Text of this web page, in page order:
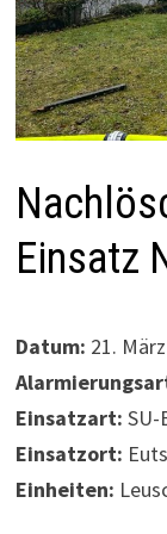
Einsatz
Datum: 21.
Einsatzart: SU-
Einsatzort:
Einheiten: